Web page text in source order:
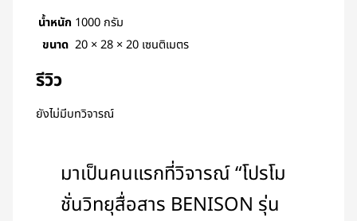
น้ำหนัก 1000 กรัม
ขนาด 20 × 28 × 20 เซนติเมตร
รีวิว
ยังไม่มีบทวิจารณ์
มาเป็นคนแรกที่วิจารณ์ “โปรโม
ชั่นวิทยุสื่อสาร BENISON รุ่น